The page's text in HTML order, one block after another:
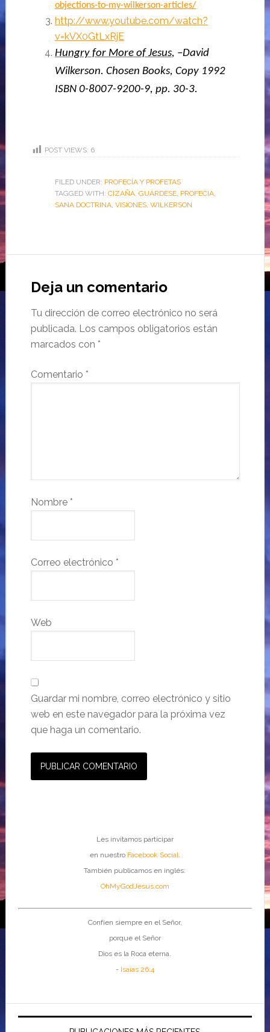
objections-to-my-wilkerson-articles/
http://www.youtube.com/watch?
v=kVX0GtLxRjE
Hungry for More of Jesus, –David
Wilkerson. Chosen Books, Copy 1992
ISBN 0-8007-9200-9, pp. 30-3.
POST VIEWS: 6
FILED UNDER: PROFECÍA Y PROFETAS
TAGGED WITH: CIZAÑA, GUÁRDESE, PROFECIA,
SANA DOCTRINA, VISIONES, WILKERSON
Deja un comentario
Tu dirección de correo electrónico no será
publicada. Los campos obligatorios están
marcados con *
Comentario *
Nombre *
Correo electrónico *
Web
Guardar mi nombre, correo electrónico y sitio
web en este navegador para la próxima vez
que haga un comentario.
Les invitamos participar
en nuestro Facebook Social.
También publicamos en inglés:
OhMyGodJesus.com
Confíen siempre en el Señor,
porque el Señor
Dios es la Roca eterna.
- Isaías 26:4